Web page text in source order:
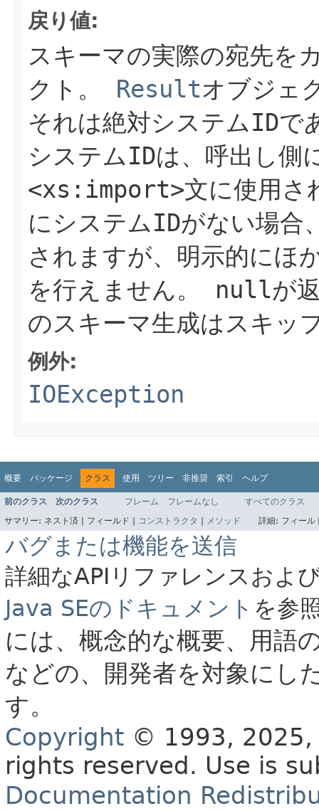
戻り値:
スキーマの実際の宛先を
クト。
Resultオブジェ
それは絶対システムIDで
システムIDは、呼出し側
<xs:import>文に使用さ
にシステムIDがない場合
されますが、明示的に
を行えません。
nullが
のスキーマ生成はスキッ
例外:
IOException
概要 パッケージ クラス 使用 ツリー 非推奨 索引 ヘルプ
前のクラス 次のクラス フレーム フレームなし
すべてのクラス
サマリー: ネスト済 | フィールド | コンストラクタ メソッド 詳細: フィー
バグまたは機能を送信
詳細なAPIリファレンスおよ
Java SEのドキュメント を参
には、概念的な概要、用語
などの、開発者を対象にし
す。
Copyright © 1993,
rights reserved. Use is
Documentation